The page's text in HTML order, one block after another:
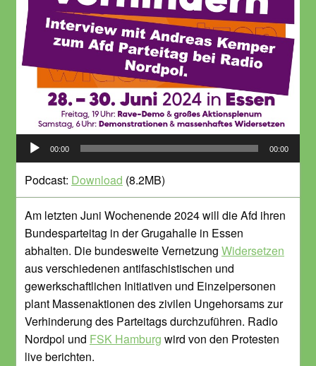
Audio-
Player
00:00 00:00
Podcast: Download (8.2MB)
Am letzten Juni Wochenende 2024 will die Afd ihren
Bundesparteitag in der Grugahalle in Essen
abhalten. Die bundesweite Vernetzung Widersetzen
aus verschiedenen antifaschistischen und
gewerkschaftlichen Initiativen und Einzelpersonen
plant Massenaktionen des zivilen Ungehorsams zur
Verhinderung des Parteitags durchzuführen. Radio
Nordpol und FSK Hamburg wird von den Protesten
live berichten.